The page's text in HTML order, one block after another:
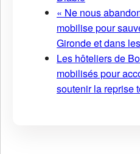
« Ne nous
mobilise pour
Gironde et dans
Les hôteliers de
mobilisés pour
soutenir la reprise